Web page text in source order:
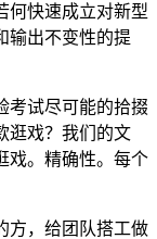
何快速成立对新型
输出不变性的提
试尽可能的拾掇
逛戏？我们的文
戏。精确性。每个
，给团队搭工做